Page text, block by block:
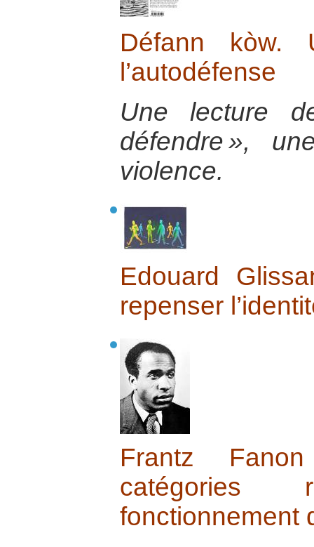
Défann kòw.
l’autodéfense
Une lecture
défendre »,
violence.
Edouard
repenser
Frantz
fonctionnement